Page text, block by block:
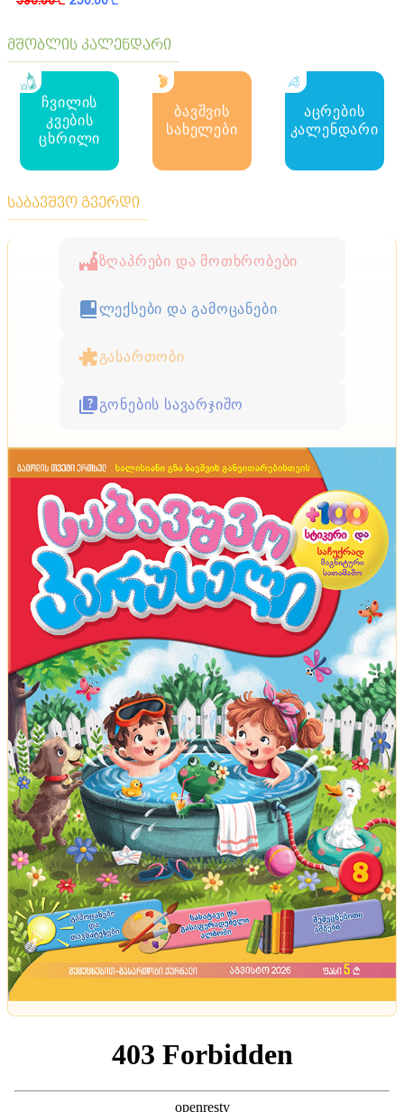
მშობლის კალენდარი
ჩვილის
კვების
ცხრილი
ბავშვის
სახელები
აცრების
კალენდარი
საბავშვო გვერდი
ზღაპრები და მოთხრობები
ლექსები და გამოცანები
გასართობი
გონების სავარჯიშო